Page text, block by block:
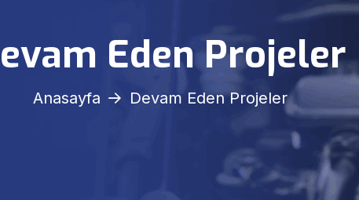
Eden Projeler
Anasayfa Devam Eden Projeler